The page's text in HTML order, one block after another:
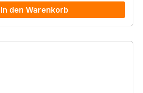
In den Warenkorb